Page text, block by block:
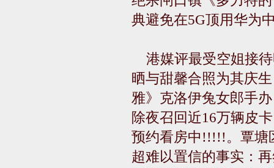
典避免在5G顶用华为
港媒评最受空姐接
晒与甜馨合照为其庆
雅》克洛伊兔女郎手
除夜召回近16万辆皮
预约看房中!!!!!。覃塘
超难以置信的事实：